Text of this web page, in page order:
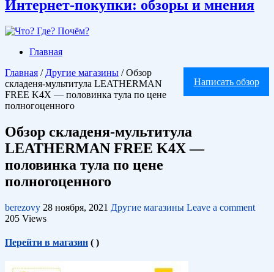
Интернет-покупки: обзоры и мнения
Главная
Написать обзор
Главная / Другие магазины / Обзор
складеня-мультитула LEATHERMAN
FREE K4X — половинка тула по цене
полногоценного
Обзор складеня-мультитула
LEATHERMAN FREE K4X —
половинка тула по цене
полногоценного
berezovy 28 ноября, 2021 Другие магазины Leave a comment
205 Views
Перейти в магазин ( )